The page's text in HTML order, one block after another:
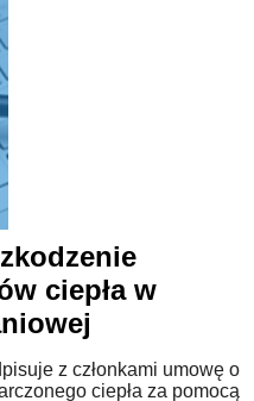
ciepła w
z członkami umowę o
ciepła za pomocą